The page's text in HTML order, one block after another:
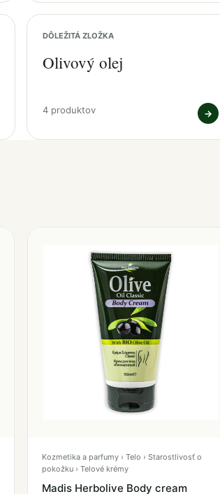
DÔLEŽITÁ ZLOŽKA
Olivový olej
4 produktov →
Kozmetika a parfumy › Telo › Starostlivosť o
pokožku › Telové krémy
Madis Herbolive Body cream